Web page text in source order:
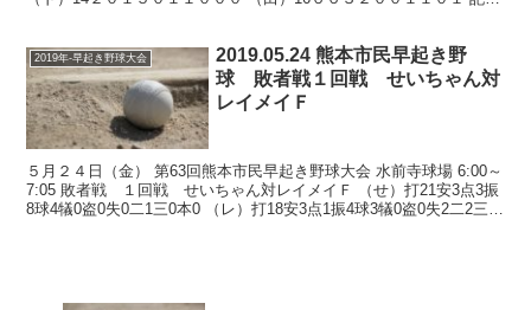
2019年-早起き野球大会
2019.05.24 熊本市民早起き野
球 敗者戦１回戦 せいちゃん対
レイメイＦ
５月２４日（金） 第63回熊本市民早起き野球大会 水前寺球場 6:00～
7:05 敗者戦 １回戦 せいちゃん対レイメイＦ （せ）打21安3点3振
8球4犠0盗0失0二1三0本0 （レ）打18安3点1振4球3犠0盗0失2二2三0